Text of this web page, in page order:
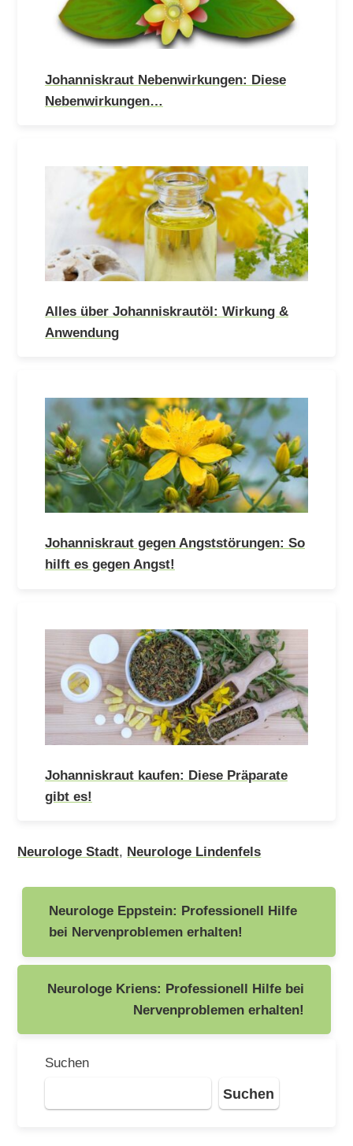
Johanniskraut Nebenwirkungen: Diese
Nebenwirkungen…
Alles über Johanniskrautöl: Wirkung &
Anwendung
Johanniskraut gegen Angststörungen: So
hilft es gegen Angst!
Johanniskraut kaufen: Diese Präparate
gibt es!
Neurologe Stadt, Neurologe Lindenfels
Beitragsnavigation
Neurologe Eppstein: Professionell Hilfe
bei Nervenproblemen erhalten!
Neurologe Kriens: Professionell Hilfe bei
Nervenproblemen erhalten!
Suchen
Suchen